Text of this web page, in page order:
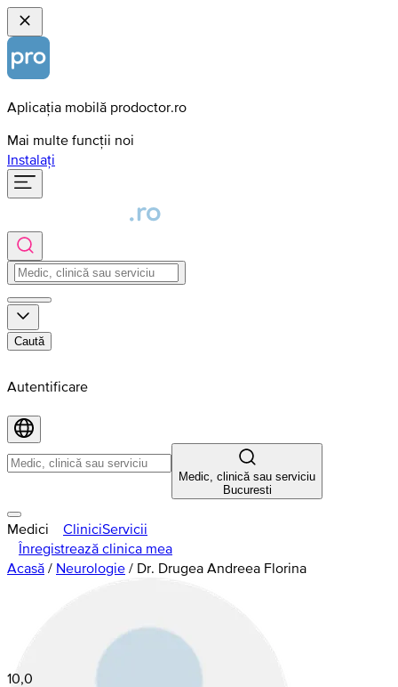
Aplicația mobilă prodoctor.ro
Mai multe funcții noi
Instalați
Caută
Autentificare
Medic, clinică sau serviciu
Bucuresti
Medici CliniciServicii
Înregistrează clinica mea
Acasă / Neurologie / Dr. Drugea Andreea Florina
10,0